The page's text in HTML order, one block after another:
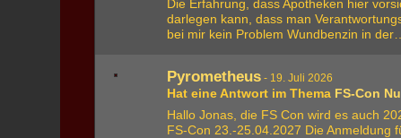
Die Erfahrung, dass Apotheken hier
darlegen kann, dass man
bei mir kein Problem Wundbenzin in der…
Pyrometheus - 19. Juli 2026
Hat eine Antwort im Thema FS-Con
Hallo Jonas, die FS Con wird es auch
FS-Con 23.-25.04.2027 Die Anmeldung